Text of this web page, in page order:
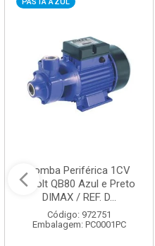
PASTA AZUL
Bomba Periférica 1CV
Bivolt QB80 Azul e Preto
DIMAX / REF. D...
Código: 972751
Embalagem: PC0001PC